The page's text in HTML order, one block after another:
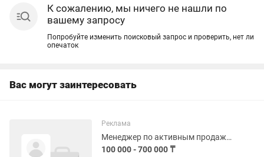
К сожалению, мы ничего не нашли по
вашему запросу
Попробуйте изменить поисковый запрос и проверить, нет ли
опечаток
Вас могут заинтересовать
Реклама
Менеджер по активным продажам
100 000 - 700 000 ₸